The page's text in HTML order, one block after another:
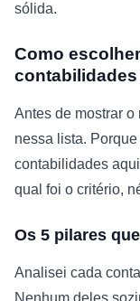
sólida.
Como
Antes de mostrar
nessa lista.
contabilidades
qual foi o critério,
Os 5 pilares
Analisei cada